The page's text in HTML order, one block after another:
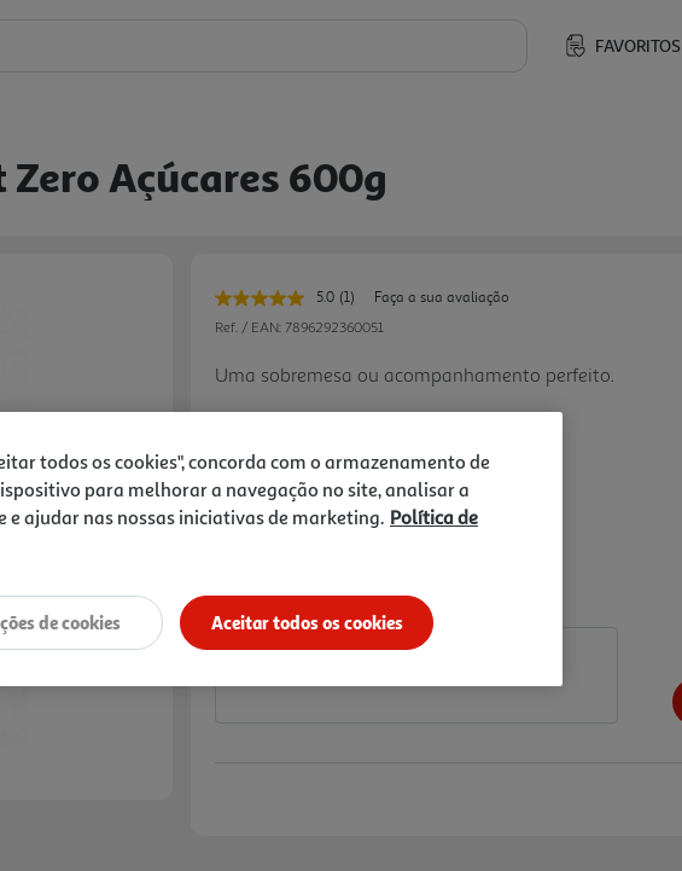
FAVORITOS
Açúcares 600g
5.0 Leu
uma
para
(1)
Faça a sua avaliação
Ref. / EAN: 7896292360051
Uma sobremesa ou acompanhamento perfeito.
todos os cookies", concorda com o armazenamento de
para melhorar a navegação no site, analisar a
e ajudar nas nossas iniciativas de marketing. Política de
Aceitar todos os cookies
de cookies